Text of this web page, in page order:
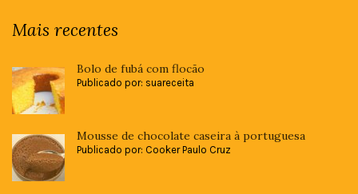
Mais recentes
Bolo de fubá com flocão
Publicado por: suareceita
Mousse de chocolate caseira à portuguesa
Publicado por: Cooker Paulo Cruz